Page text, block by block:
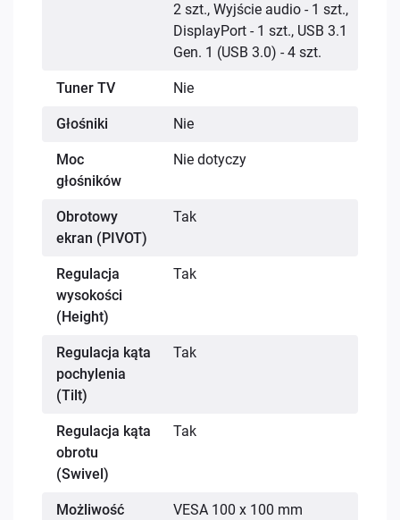
2 szt., Wyjście audio - 1 szt.,
DisplayPort - 1 szt., USB 3.1
Gen. 1 (USB 3.0) - 4 szt.
Tuner TV Nie
Głośniki Nie
Moc
głośników
Nie dotyczy
Obrotowy
ekran (PIVOT)
Tak
Regulacja
wysokości
(Height)
Tak
Regulacja kąta
pochylenia
(Tilt)
Tak
Regulacja kąta
obrotu
(Swivel)
Tak
Możliwość
VESA 100 x 100 mm